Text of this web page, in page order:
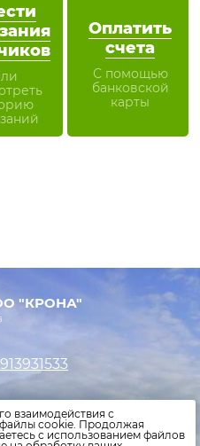
Оплатить
счета
С помощью
банковской
карты
"КРОНА"
заявку
счетчиков
взаимодействия с
cookie. Продолжая
с использованием файлов